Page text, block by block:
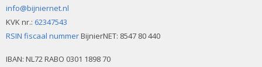
info@bijniernet.nl
KVK nr.: 62347543
RSIN fiscaal nummerBijnierNET: 8547 80 440
IBAN: NL72 RABO 0301 1898 70